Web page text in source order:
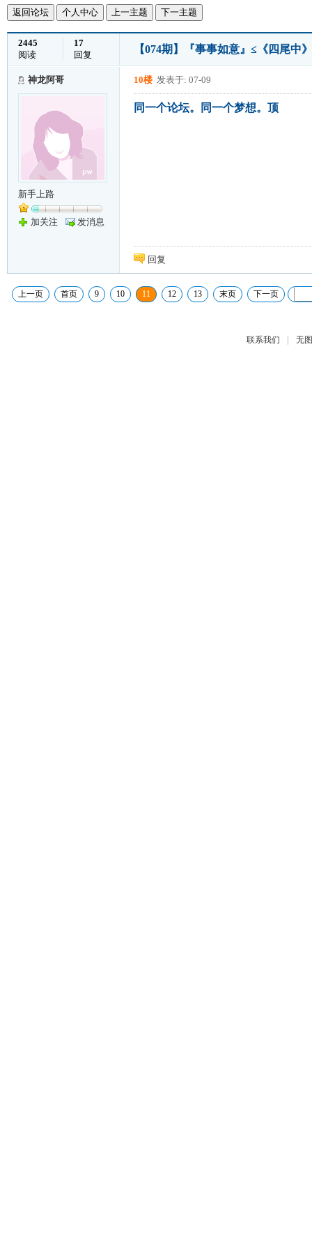
返回论坛 个人中心 上一主题 下一主题
2445
阅读
17
回复
【074期】『事事如意』≤《四尾中
神龙阿哥
新手上路
加关注 发消息
10楼 发表于: 07-09
同一个论坛。同一个梦想。顶
回复
上一页 首页 9 10 11 12 13 末页 下一页
联系我们 | 无